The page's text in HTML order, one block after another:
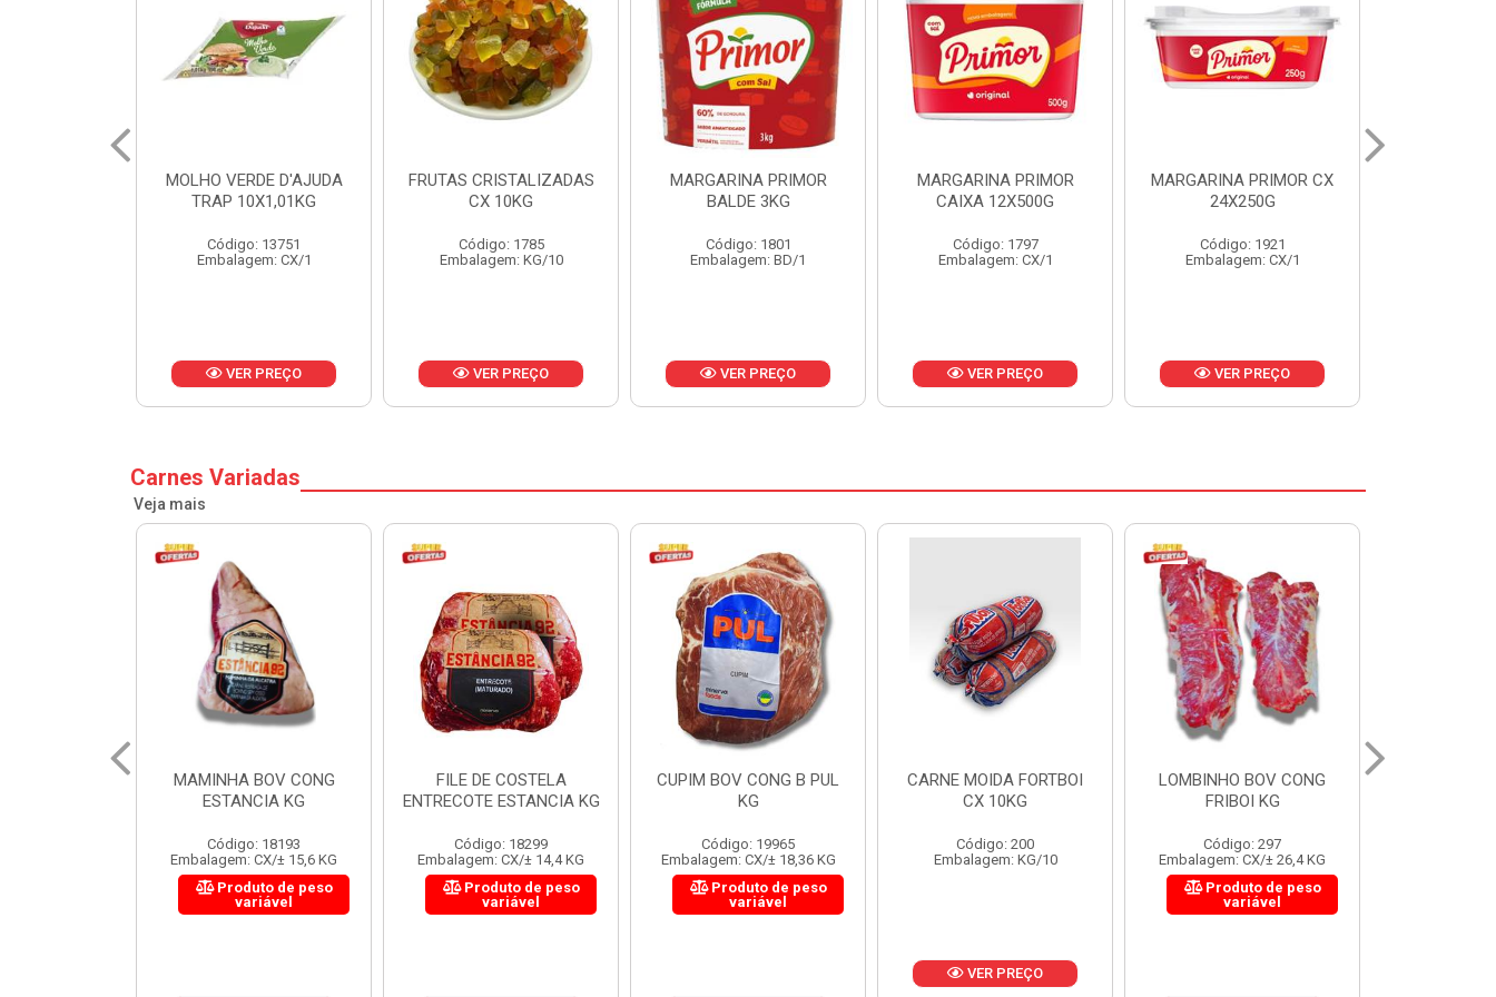
FRUTAS CRISTALIZADAS
CX 10KG
Código: 1785
Embalagem: KG/10
VER PREÇO
MARGARINA PRIMOR
BALDE 3KG
Código: 1801
Embalagem: BD/1
VER PREÇO
MARGARINA PRIMOR
CAIXA 12X500G
Código: 1797
Embalagem: CX/1
VER PREÇO
MARGARINA PRIMOR CX
24X250G
Código: 1921
Embalagem: CX/1
VER PREÇO
MARGARINA DELICIA
CAIXA 24X250G
Código: 6958
Embalagem: CX/1
VER PREÇO
Carnes Variadas
Veja mais
FILE DE COSTELA
ENTRECOTE ESTANCIA KG
Código: 18299
Embalagem: CX/± 14,4 KG
Produto de peso
variável
CUPIM BOV CONG B PUL
KG
Código: 19965
Embalagem: CX/± 18,36 KG
Produto de peso
variável
CARNE MOIDA FORTBOI
CX 10KG
Código: 200
Embalagem: KG/10
LOMBINHO BOV CONG
FRIBOI KG
Código: 297
Embalagem: CX/± 26,4 KG
FIGADO BOV CONG FRIBOI
KG
Código: 222
Embalagem: CX/± 30,12 KG
Produto de peso
variável